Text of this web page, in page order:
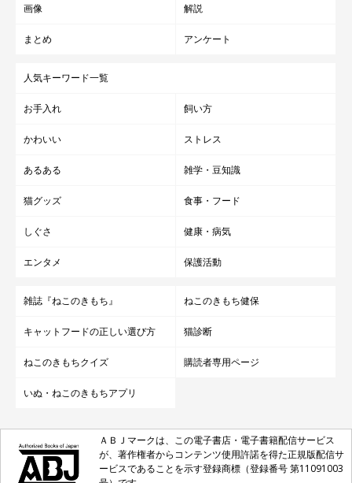
画像 解説
まとめ アンケート
人気キーワード一覧
お手入れ 飼い方
かわいい ストレス
あるある 雑学・豆知識
猫グッズ 食事・フード
しぐさ 健康・病気
エンタメ 保護活動
雑誌『ねこのきもち』 ねこのきもち健保
キャットフードの正しい選び方 猫診断
ねこのきもちクイズ 購読者専用ページ
いぬ・ねこのきもちアプリ
ＡＢＪマークは、この電子書店・電子書籍配信サービス
が、著作権者からコンテンツ使用許諾を得た正規版配信サ
ービスであることを示す登録商標（登録番号 第11091003